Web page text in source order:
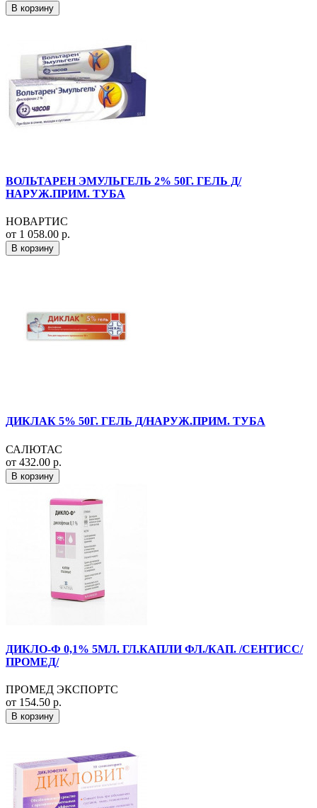
В корзину
ВОЛЬТАРЕН ЭМУЛЬГЕЛЬ 2% 50Г. ГЕЛЬ Д/
НАРУЖ.ПРИМ. ТУБА
НОВАРТИС
от 1 058.00 р.
В корзину
ДИКЛАК 5% 50Г. ГЕЛЬ Д/НАРУЖ.ПРИМ. ТУБА
САЛЮТАС
от 432.00 р.
В корзину
ДИКЛО-Ф 0,1% 5МЛ. ГЛ.КАПЛИ ФЛ./КАП. /СЕНТИСС/
ПРОМЕД/
ПРОМЕД ЭКСПОРТС
от 154.50 р.
В корзину